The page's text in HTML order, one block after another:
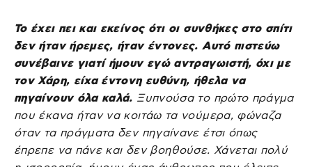
Το έχει πει και εκείνος ότι οι συνθήκες στο σπίτι
δεν ήταν ήρεμες, ήταν έντονες. Αυτό πιστεύω
συνέβαινε γιατί ήμουν εγώ αντραγωιστή, όχι με
τον Χάρη, είχα έντονη ευθύνη, ήθελα να
πηγαίνουν όλα καλά. Ξυπνούσα το πρώτο πράγμα
που έκανα ήταν να κοιτάω τα νούμερα, φώναζα
όταν τα πράγματα δεν πηγαίνανε έτσι όπως
έπρεπε να πάνε και δεν βοηθούσε. Χάνεται πολύ